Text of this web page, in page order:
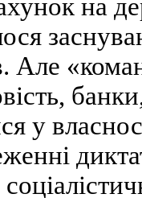
на
Але
у